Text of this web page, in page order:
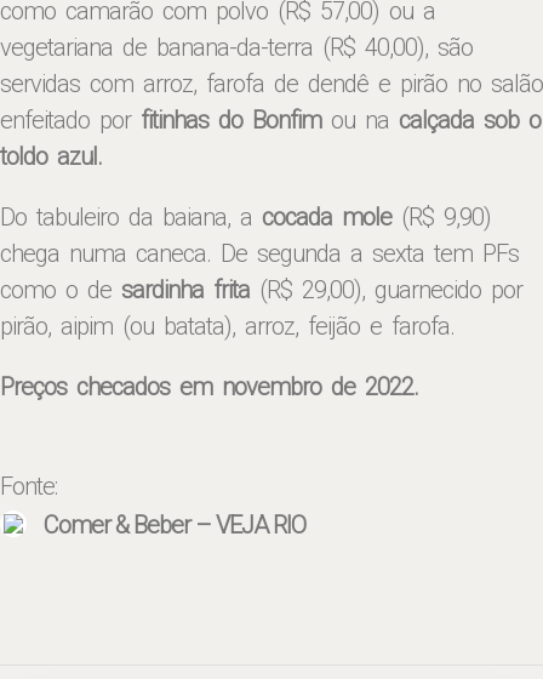
como camarão com polvo (R$ 57,00) ou a
vegetariana de banana-da-terra (R$ 40,00), são
servidas com arroz, farofa de dendê e pirão no salão
enfeitado por fitinhas do Bonfimou na calçada sob o
toldo azul.
Do tabuleiro da baiana, a cocada mole(R$ 9,90)
chega numa caneca. De segunda a sexta tem PFs
como o de sardinha frita (R$ 29,00), guarnecido por
pirão, aipim (ou batata), arroz, feijão e farofa.
Preços checados em novembro de 2022.
Fonte:
Comer & Beber – VEJA RIO